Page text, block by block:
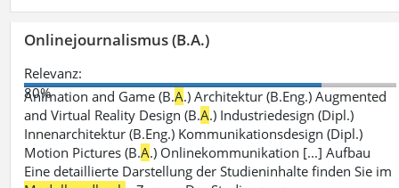
Onlinejournalismus (B.A.)
Relevanz:
80%
Animation and Game (B.A.) Architektur (B.Eng.) Augmented
and Virtual Reality Design (B.A.) Industriedesign (Dipl.)
Innenarchitektur (B.Eng.) Kommunikationsdesign (Dipl.)
Motion Pictures (B.A.) Onlinekommunikation [...] Aufbau
Eine detaillierte Darstellung der Studieninhalte finden Sie im